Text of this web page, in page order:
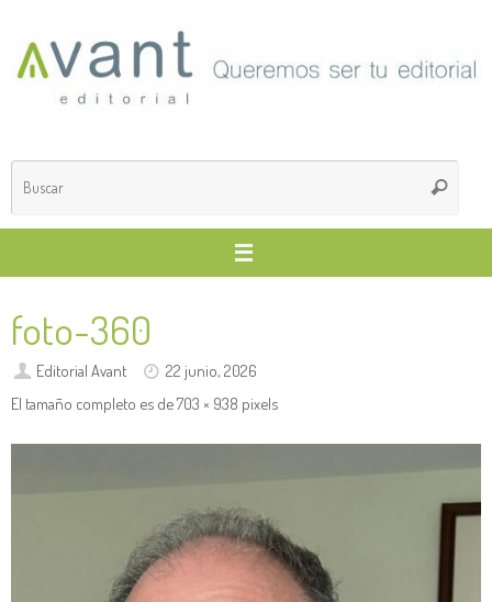
contenido
Buscar
foto-360
Editorial Avant
22 junio, 2026
El tamaño completo es de703 × 938 pixels